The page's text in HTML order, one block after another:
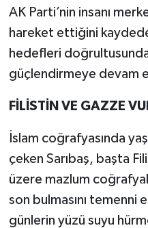
AK Parti’nin insanı
hareket ettiğini
hedefleri
güçlendirmeye devam
FİLİSTİN VE GAZZE
İslam coğrafyasında
çeken Sarıbaş, başta
üzere mazlum
son bulmasını temenni
günlerin yüzü suyu